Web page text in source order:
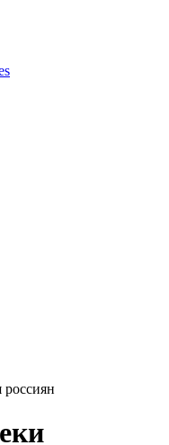
россиян